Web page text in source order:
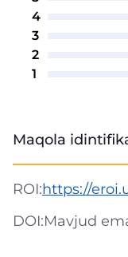
4
3
2
1
Maqola
ROI:https://
DOI:Mavjud